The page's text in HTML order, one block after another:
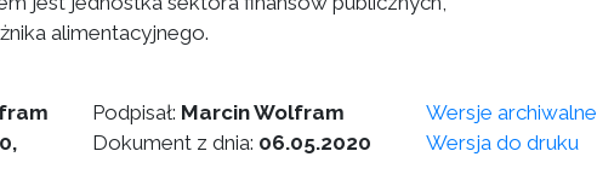
alimentacyjnego.
Podpisał: Marcin Wolfram
Dokument z dnia: 06.05.2020
Wersje archiwalne
Wersja do druku